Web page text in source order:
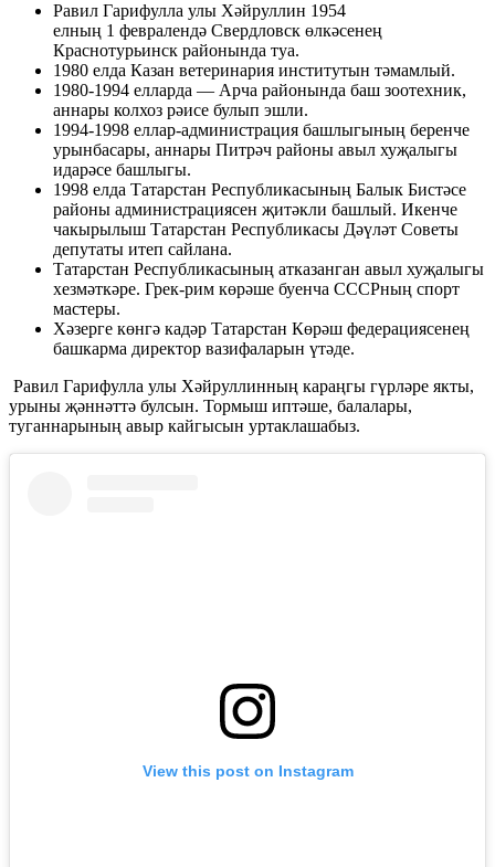
Равил Гарифулла улы Хәйруллин 1954
елның 1 февралендә Свердловск өлкәсенең
Краснотурьинск районында туа.
1980 елда Казан ветеринария институтын тәмамлый.
1980-1994 елларда — Арча районында баш зоотехник,
аннары колхоз рәисе булып эшли.
1994-1998 еллар-администрация башлыгының беренче
урынбасары, аннары Питрәч районы авыл хуҗалыгы
идарәсе башлыгы.
1998 елда Татарстан Республикасының Балык Бистәсе
районы администрациясен җитәкли башлый. Икенче
чакырылыш Татарстан Республикасы Дәүләт Советы
депутаты итеп сайлана.
Татарстан Республикасының атказанган авыл хуҗалыгы
хезмәткәре. Грек-рим көрәше буенча СССРның спорт
мастеры.
Хәзерге көнгә кадәр Татарстан Көрәш федерациясенең
башкарма директор вазифаларын үтәде.
Равил Гарифулла улы Хәйруллинның караңгы гүрләре якты,
урыны җәннәттә булсын. Тормыш иптәше, балалары,
туганнарының авыр кайгысын уртаклашабыз.
View this post on Instagram